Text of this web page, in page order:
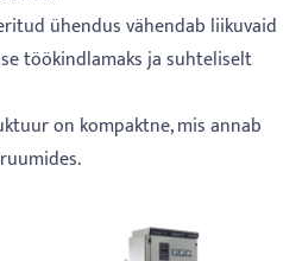
ühendus vähendab liikuvaid
töökindlamaks ja suhteliselt
on kompaktne, mis annab